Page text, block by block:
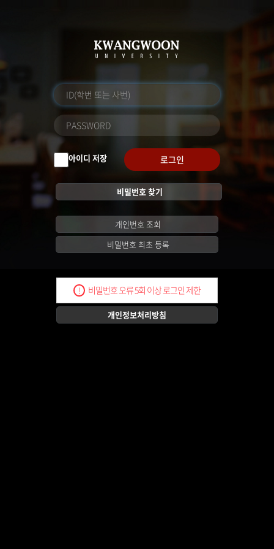
아이디 저장 로그인
비밀번호 찾기
개인번호 조회
비밀번호 최초 등록
! 비밀번호 오류 5회 이상 로그인 제한
개인정보처리방침